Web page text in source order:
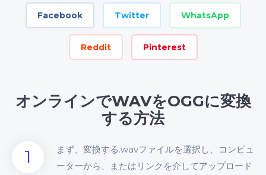
Facebook Twitter WhatsApp
Reddit Pinterest
オンラインでWAVをOGGに変換
する方法
1
まず、変換する.wavファイルを選択し、コンピュ
ーターから、またはリンクを介してアップロード